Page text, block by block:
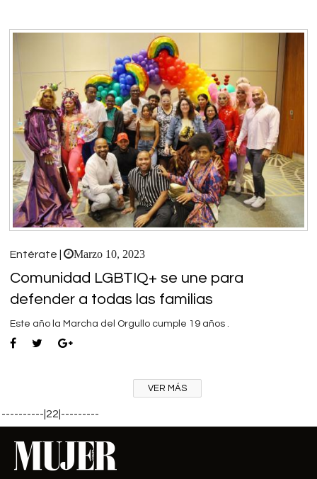
Entérate | Marzo 10, 2023
Comunidad LGBTIQ+ se une para
defender a todas las familias
Este año la Marcha del Orgullo cumple 19 años .
VER MÁS
----------|22|---------